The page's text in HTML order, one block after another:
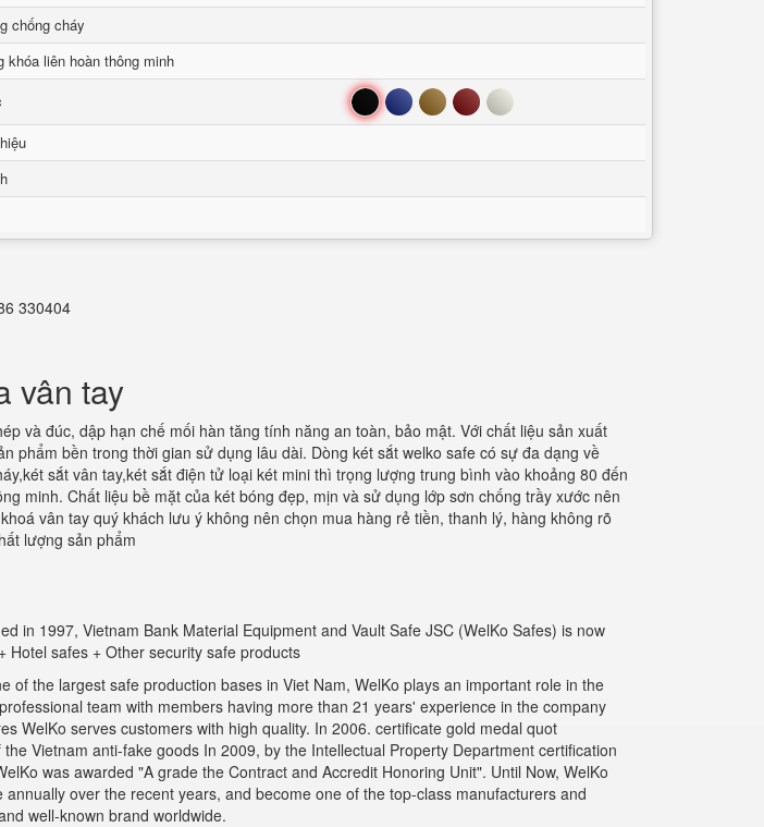
chống cháy
khóa liên hoàn thông minh
Đen Xanh Nâu Đỏ Trắng
330404
vân tay
và đúc, dập hạn chế mối hàn tăng tính năng an toàn, bảo mật. Với chất liệu sản xuất
phẩm bền trong thời gian sử dụng lâu dài. Dòng két sắt welko safe có sự đa dạng về
sắt vân tay,két sắt điện tử loại két mini thì trọng lượng trung bình vào khoảng 80 đến
minh. Chất liệu bề mặt của két bóng đẹp, mịn và sử dụng lớp sơn chống trầy xước nên
vân tay quý khách lưu ý không nên chọn mua hàng rẻ tiền, thanh lý, hàng không rõ
lượng sản phẩm
in 1997, Vietnam Bank Material Equipment and Vault Safe JSC (WelKo Safes) is now
safes + Other security safe products
of the largest safe production bases in Viet Nam, WelKo plays an important role in the
team with members having more than 21 years' experience in the company
WelKo serves customers with high quality. In 2006. certificate gold medal quot
Vietnam anti-fake goods In 2009, by the Intellectual Property Department certification
was awarded "A grade the Contract and Accredit Honoring Unit". Until Now, WelKo
over the recent years, and become one of the top-class manufacturers and
well-known brand worldwide.